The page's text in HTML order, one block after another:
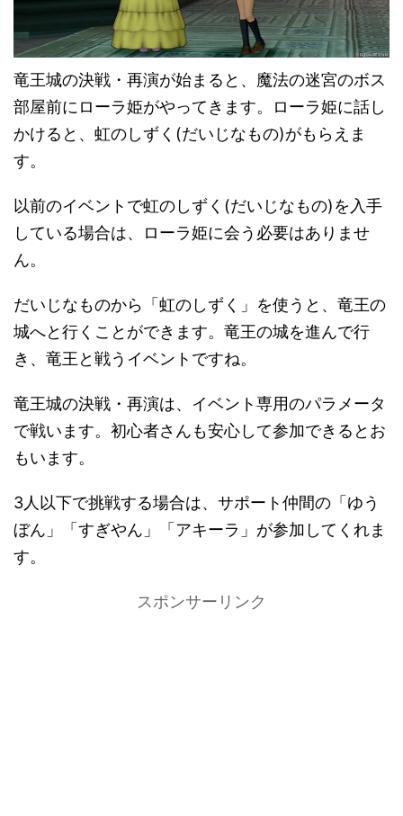
竜王城の決戦・再演が始まると、魔法の迷宮のボス
部屋前にローラ姫がやってきます。ローラ姫に話し
かけると、虹のしずく(だいじなもの)がもらえま
す。
以前のイベントで虹のしずく(だいじなもの)を入手
している場合は、ローラ姫に会う必要はありませ
ん。
だいじなものから「虹のしずく」を使うと、竜王の
城へと行くことができます。竜王の城を進んで行
き、竜王と戦うイベントですね。
竜王城の決戦・再演は、イベント専用のパラメータ
で戦います。初心者さんも安心して参加できるとお
もいます。
3人以下で挑戦する場合は、サポート仲間の「ゆう
ぼん」「すぎやん」「アキーラ」が参加してくれま
す。
スポンサーリンク